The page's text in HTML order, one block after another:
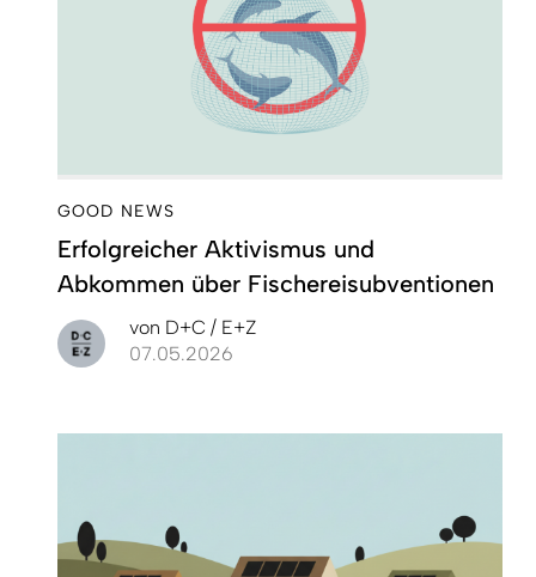
GOOD NEWS
Erfolgreicher Aktivismus und
Abkommen über Fischereisubventionen
von D+C / E+Z
07.05.2026